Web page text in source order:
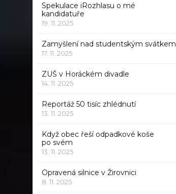
Spekulace iRozhlasu o mé
kandidatuře
19. 11. 2025
Zamyšlení nad studentským svátkem
17. 11. 2025
ZUŠ v Horáckém divadle
14. 11. 2025
Reportáž 50 tisíc zhlédnutí
13. 11. 2025
Když obec řeší odpadkové koše
po svém
13. 11. 2025
Opravená silnice v Žirovnici
8. 11. 2025